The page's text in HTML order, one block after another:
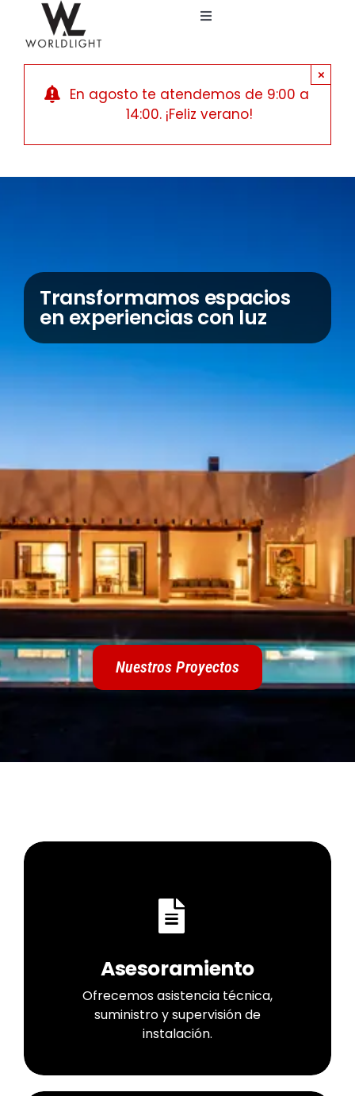
contenido
Toggle
Servicios
En agosto te atendemos de 9:00 a
14:00. ¡Feliz verano!
×
Transformamos espacios
en experiencias con luz
Nuestros Proyectos
Asesoramiento
Ofrecemos asistencia técnica,
suministro y supervisión de
instalación.